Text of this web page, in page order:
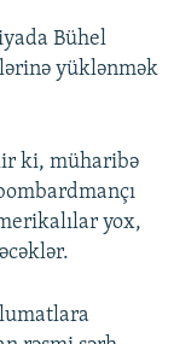
Bühel
yüklənmək
ki, müharibə
yox,